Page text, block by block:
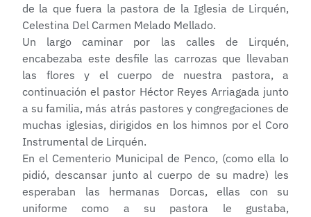
de la que fuera la pastora de la Iglesia de Lirquén,
Celestina Del Carmen Melado Mellado.
Un largo caminar por las calles de Lirquén,
encabezaba este desfile las carrozas que llevaban
las flores y el cuerpo de nuestra pastora, a
continuación el pastor Héctor Reyes Arriagada junto
a su familia, más atrás pastores y congregaciones de
muchas iglesias, dirigidos en los himnos por el Coro
Instrumental de Lirquén.
En el Cementerio Municipal de Penco, (como ella lo
pidió, descansar junto al cuerpo de su madre) les
esperaban las hermanas Dorcas, ellas con su
uniforme como a su pastora le gustaba,